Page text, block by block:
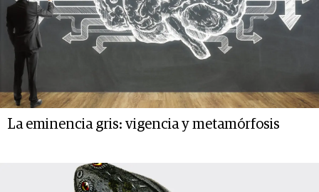
La eminencia gris: vigencia y metamórfosis